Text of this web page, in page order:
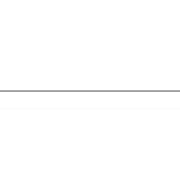
mais